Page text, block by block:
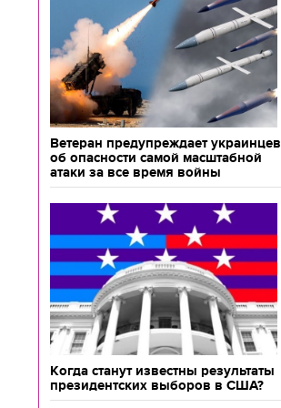
Ветеран предупреждает украинцев
об опасности самой масштабной
атаки за все время войны
Когда станут известны результаты
президентских выборов в США?